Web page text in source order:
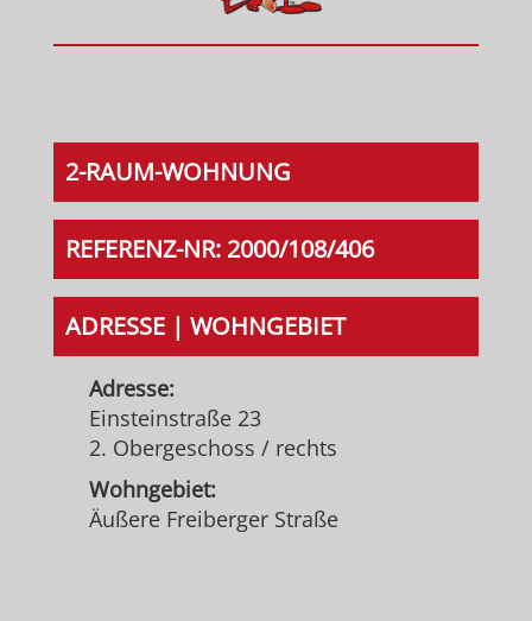
2-RAUM-WOHNUNG
REFERENZ-NR: 2000/108/406
ADRESSE | WOHNGEBIET
Adresse:
Einsteinstraße 23
2. Obergeschoss / rechts
Wohngebiet:
Äußere Freiberger Straße